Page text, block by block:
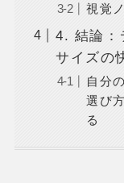
視覚
4. 結論：
サイズの
自分
選び
る